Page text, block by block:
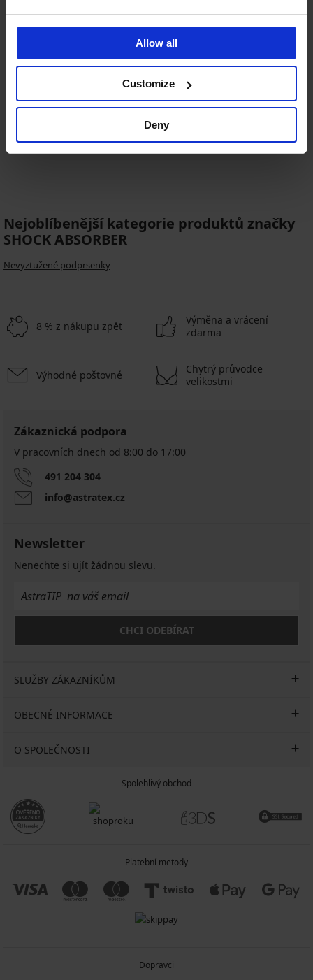
Allow all
Customize
Deny
-20 % GET20
4,7
Sportovní podprsenka Shock
1 359 KčkódGET20
Nejoblíbenější kategorie produktů značky
SHOCK ABSORBER
Nevyztužené podprsenky
8 % z nákupu zpět
Výměna a vrácení
zdarma
Výhodné poštovné
Chytrý průvodce
velikostmi
Zákaznická podpora
V pracovních dnech od 8:00 do 17:00
491 204 304
info@astratex.cz
Newsletter
Nenechte si ujít žádnou slevu.
CHCI ODEBÍRAT
SLUŽBY ZÁKAZNÍKŮM
OBECNÉ INFORMACE
O SPOLEČNOSTI
Spolehlivý obchod
Platební metody
Dopravci